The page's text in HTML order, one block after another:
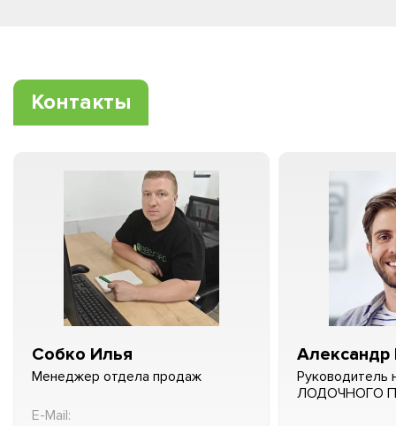
Контакты
Собко Илья
Менеджер отдела продаж
E-Mail:
Александр
Руководитель
ЛОДОЧНОГО